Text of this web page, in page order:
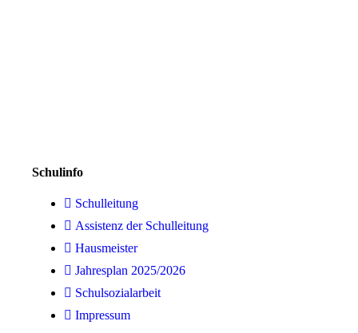
Schulinfo
Schulleitung
Assistenz der Schulleitung
Hausmeister
Jahresplan 2025/2026
Schulsozialarbeit
Impressum